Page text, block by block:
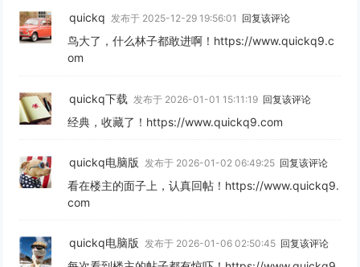
quickq 发布于 2025-12-29 19:56:01 回复该评论
鸟大了，什么林子都敢进啊！https://www.quickq9.c
om
quickq下载 发布于 2026-01-01 15:11:19 回复该评论
经典，收藏了！https://www.quickq9.com
quickq电脑版 发布于 2026-01-02 06:49:25 回复该评论
看在楼主的面子上，认真回帖！https://www.quickq9.
com
quickq电脑版 发布于 2026-01-06 02:50:45 回复该评论